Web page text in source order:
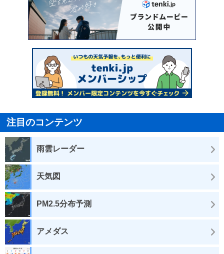
注目のコンテンツ
雨雲レーダー
天気図
PM2.5分布予測
アメダス